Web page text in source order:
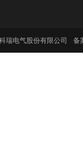
瑞电气股份有限公司 备